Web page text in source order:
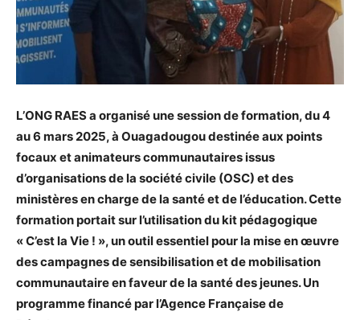
L’ONG RAES a organisé une session de formation, du 4
au 6 mars 2025, à Ouagadougou destinée aux points
focaux et animateurs communautaires issus
d’organisations de la société civile (OSC) et des
ministères en charge de la santé et de l’éducation. Cette
formation portait sur l’utilisation du kit pédagogique
« C’est la Vie ! », un outil essentiel pour la mise en œuvre
des campagnes de sensibilisation et de mobilisation
communautaire en faveur de la santé des jeunes. Un
programme financé par l’Agence Française de